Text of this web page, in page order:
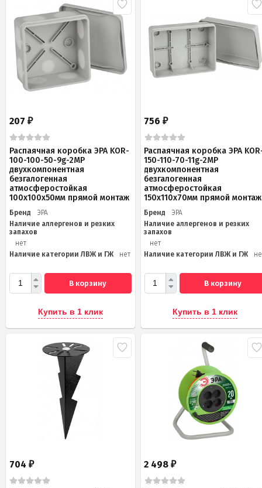
207 ₽
Распаячная коробка ЭРА KOR-
100-100-50-9g-2MP
двухкомпонентная
безгалогенная
атмосферостойкая
100х100х50мм прямой монтаж
Бренд
ЭРА
Наличие аллергенов и резких
запахов
нет
Наличие категории ЛВЖ и ГЖ
нет
В корзину
Купить в 1 клик
756₽
Распаячная коробка ЭРА
150-110-70-11g-2MP
двухкомпонентная
безгалогенная
атмосферостойкая
150х110х70мм прямой монтаж
Бренд
ЭРА
Наличие аллергенов и резких
запахов
нет
Наличие категории ЛВЖ и ГЖ
В корзину
Купить в 1 клик
704 ₽ 2 498₽